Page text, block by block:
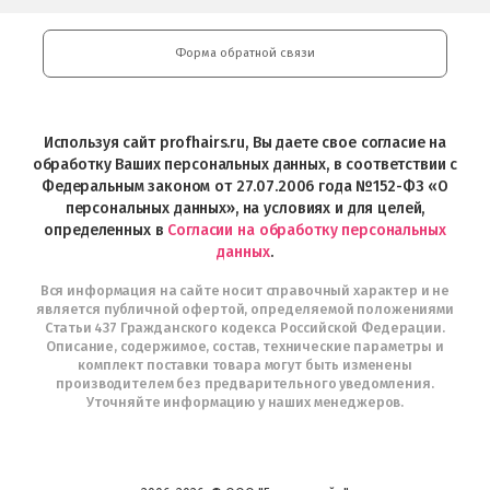
Play
Professional
и
Интернет-
Telegram
Форма обратной связи
Используя сайт profhairs.ru, Вы даете свое согласие на
обработку Ваших персональных данных, в соответствии с
Федеральным законом от 27.07.2006 года №152-ФЗ «О
персональных данных», на условиях и для целей,
определенных в Согласии на обработку персональных
данных.
Вся информация на сайте носит справочный характер и не
является публичной офертой, определяемой положениями
Статьи 437 Гражданского кодекса Российской Федерации.
Описание, содержимое, состав, технические параметры и
комплект поставки товара могут быть изменены
производителем без предварительного уведомления.
Уточняйте информацию у наших менеджеров.